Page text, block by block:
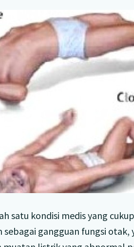
satu kondisi medis yang
sebagai gangguan fungsi